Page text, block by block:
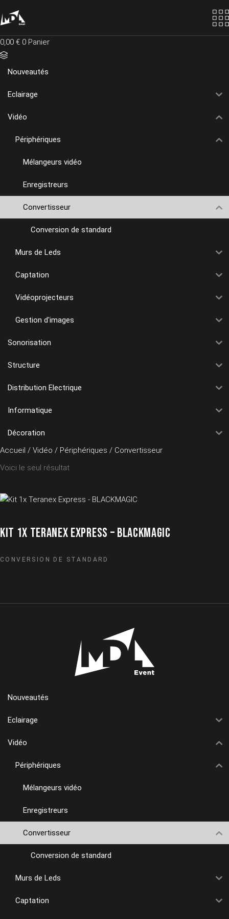
the
content
0,00 € 0 Panier
Nouveautés
Eclairage
Vidéo
Périphériques
Mélangeurs vidéo
Enregistreurs
Convertisseur
Conversion de standard
Murs de Leds
Captation
Vidéoprojecteurs
Gestion d'images
Sonorisation
Structure
Distribution Electrique
Informatique
Décoration
Accueil / Vidéo / Périphériques / Convertisseur
Voici le seul résultat
KIT 1X TERANEX EXPRESS – BLACKMAGIC
CONVERSION DE STANDARD
Nouveautés
Eclairage
Vidéo
Périphériques
Mélangeurs vidéo
Enregistreurs
Convertisseur
Conversion de standard
Murs de Leds
Captation